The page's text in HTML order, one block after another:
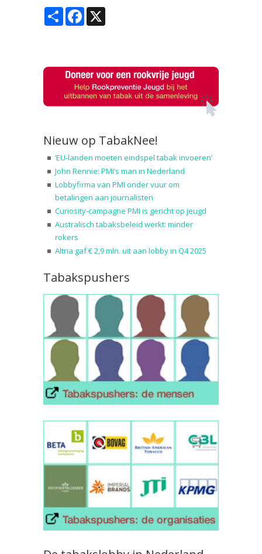
Share Facebook
Nieuw op TabakNee!
‘EU-landen moeten eindspel tabak invoeren’
John Rennie: PMI’s man in Nederland
Lobbyfirma van PMI onder vuur om
betalingen aan journalisten
Curiosity-campagne PMI is gericht op jeugd
Australisch tabaksbeleid werkt: minder
rokers
Altria gaf € 2,9 mln. uit aan lobby in Q4 2025
Tabakspushers